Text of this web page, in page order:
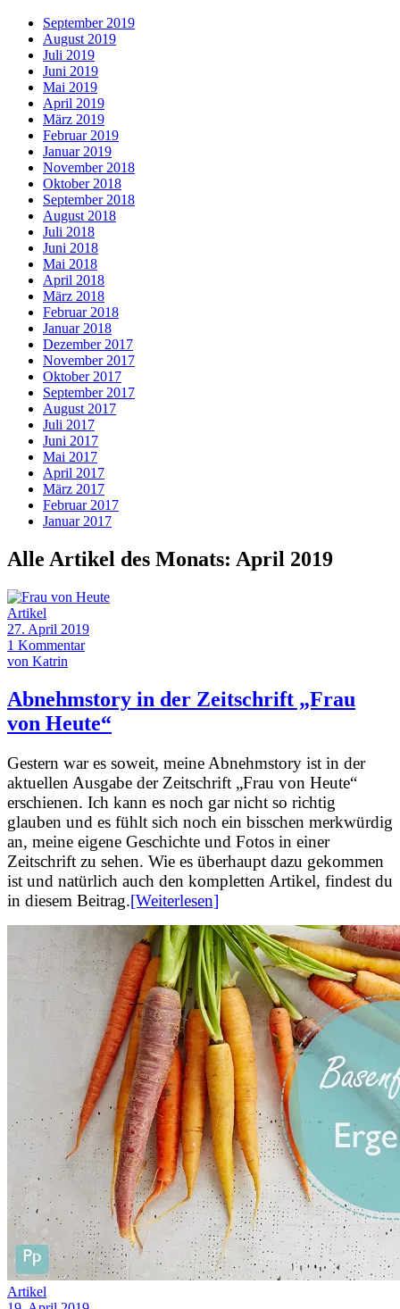
September 2019
August 2019
Juli 2019
Juni 2019
Mai 2019
April 2019
März 2019
Februar 2019
Januar 2019
November 2018
Oktober 2018
September 2018
August 2018
Juli 2018
Juni 2018
Mai 2018
April 2018
März 2018
Februar 2018
Januar 2018
Dezember 2017
November 2017
Oktober 2017
September 2017
August 2017
Juli 2017
Juni 2017
Mai 2017
April 2017
März 2017
Februar 2017
Januar 2017
Alle Artikel des Monats: April 2019
Artikel
27. April 2019
1 Kommentar
von Katrin
Abnehmstory in der Zeitschrift „Frau
von Heute“
Gestern war es soweit, meine Abnehmstory ist in der
aktuellen Ausgabe der Zeitschrift „Frau von Heute“
erschienen. Ich kann es noch gar nicht so richtig
glauben und es fühlt sich noch ein bisschen merkwürdig
an, meine eigene Geschichte und Fotos in einer
Zeitschrift zu sehen. Wie es überhaupt dazu gekommen
ist und natürlich auch den kompletten Artikel, findest du
in diesem Beitrag.[Weiterlesen]
Artikel